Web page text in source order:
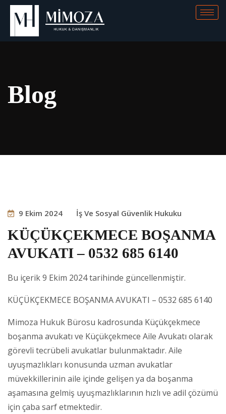
Blog
9 Ekim 2024 İş Ve Sosyal Güvenlik Hukuku
KÜÇÜKÇEKMECE BOŞANMA
AVUKATI – 0532 685 6140
Bu içerik 9 Ekim 2024 tarihinde güncellenmiştir.
KÜÇÜKÇEKMECE BOŞANMA AVUKATI – 0532 685 6140
Mimoza Hukuk Bürosu kadrosunda Küçükçekmece
boşanma avukatı ve Küçükçekmece Aile Avukatı olarak
görevli tecrübeli avukatlar bulunmaktadır. Aile
uyuşmazlıkları konusunda uzman avukatlar
müvekkillerinin aile içinde gelişen ya da boşanma
aşamasına gelmiş uyuşmazlıklarının hızlı ve adil çözümü
için çaba sarf etmektedir.